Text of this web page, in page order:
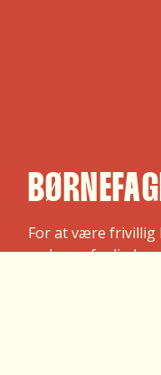
For at være frivillig
en børnefaglig